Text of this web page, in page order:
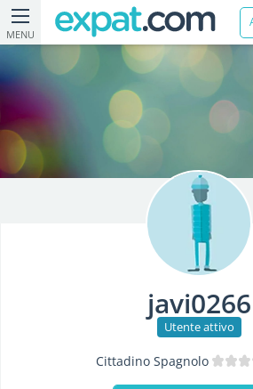
MENU
javi0266
Utente attivo
Cittadino Spagnolo